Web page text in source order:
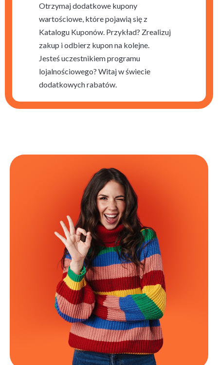
Otrzymaj dodatkowe kupony
wartościowe, które pojawią się z
Katalogu Kuponów. Przykład? Zrealizuj
zakup i odbierz kupon na kolejne.
Jesteś uczestnikiem programu
lojalnościowego? Witaj w świecie
dodatkowych rabatów.